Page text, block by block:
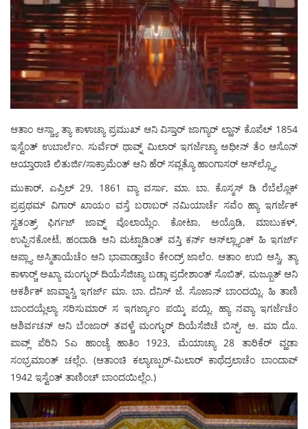
ಆತಾಂ ಆಸ್ಚ್ಯಾ ತ್ಯಾ ಕಾಳಾಚ್ಯಾ ಪ್ರಮುಖ್ ಆನಿ ವಿಸ್ತಾರ್ ಜಾಗ್ಯಾರ್ ಲ್ಹಾನ್ ಕೊಪೆಲ್ 1854
ಇಸ್ವೆಂತ್ ಉಬಾರ್ಲೆಂ. ಸುರ್ವೆರ್ ಥಾವ್ನ್ ಮಿಲಾರ್ ಇಗರ್ಜೆಚ್ಯಾ ಅಧೀನ್ ತೆಂ ಆಸೊನ್
ಆಯ್ತಾರಾಚಿ ಲಿತುರ್ಜಿ/ಸಾಕ್ರಾಮೆಂತ್ ಆನಿ ಹೆರ್ ಸವ್ಲತ್ಯೊ ಹಾಂಗಾಸರ್ ಆಸ್‍ಲ್ಲ್ಯೊ.
ಮುಕಾರ್, ಎಪ್ರಿಲ್ 29, 1861 ವ್ಯಾ ವರ್ಸಾ, ಮಾ. ಬಾ. ಕೊಸ್ಮಸ್ ಡಿ ರೆಬೆಲ್ಲೊಕ್
ಪ್ರಪ್ರಥಮ್ ವಿಗಾರ್ ಖಾಯಂ ವಸ್ತೆ ಬರಾಬರ್ ನಮಿಯಾರ್ಚೆ ಸವೆಂ ಹ್ಯಾ ಇಗರ್ಜೆಕ್
ಸ್ವತಂತ್ರ್ ಫಿರ್ಗಜ್ ಜಾವ್ನ್ ವೊಲಾಯ್ಲೆಂ. ಕೋಟಾ, ಅಯ್ರೊಡಿ, ಮಾಬುಕಳ್,
ಉಪ್ಪಿನಕೋಟೆ, ಹಂದಾಡಿ ಆನಿ ಮಟ್ಪಾಡಿಂತ್ ವಸ್ತಿ ಕರ್ನ್ ಆಸ್‍ಲ್ಲ್ಯಾಂಕ್ ಹಿ ಇಗರ್ಜ್
ಆಪ್ಲ್ಯಾ ಅಸ್ಮಿತಾಯೆಚೆಂ ಆನಿ ಭಾವಾಡ್ತಾಚೆಂ ಕೇಂದ್ರ್ ಜಾಲೆಂ. ಆತಾಂ ಉಬಿ ಆಸ್ಚಿ, ತ್ಯಾ
ಕಾಳಾರ್‍ಚ್ ಅಖ್ಯಾ ಮಂಗ್ಳುರ್ ದಿಯೆಸೆಜಿಚ್ಯಾ ಬಡ್ಗಾ ಪ್ರದೇಶಾಂತ್ ಸೊಬಿತ್, ಮಜ್ಬೂತ್ ಆನಿ
ಆಕರ್ಶಿಕ್ ಜಾವ್ನಾಸ್ಚಿ ಇಗರ್ಜ್ ಮಾ. ಬಾ. ದೆನಿಸ್ ಜೆ. ಸೊಜಾನ್ ಬಾಂದಯ್ಲಿ. ಹಿ ತಾಣಿ
ಬಾಂದಯ್ಲೆಲ್ಯಾ ಸರಿಸುಮಾರ್ ಸ ಇಗರ್ಜ್ಯಾಂ ಪಯ್ಕಿ ಪಯ್ಲಿ. ಹ್ಯಾ ನವ್ಯಾ ಇಗರ್ಜೆಚೆಂ
ಆಶಿರ್ವಚನ್ ಆನಿ ಬೆಂಜಾರ್ ತವಳ್ಚೆ ಮಂಗ್ಳುರ್ ದಿಯೆಸೆಜಿಚೆ ಬಿಸ್ಪ್, ಅ. ಮಾ ದೊ.
ಪಾವ್ಲ್ ಪೆರಿನಿ Sಎ ಹಾಂಚ್ಯೆ ಹಾತಿಂ 1923, ಮೆಯಾಚ್ಯಾ 28 ತಾರಿಕೆರ್ ವ್ಹಡಾ
ಸಂಭ್ರಮಾಂತ್ ಚಲ್ಲೆಂ. (ಆತಾಂಚಿ ಕಲ್ಯಾಣ್ಪುರ್-ಮಿಲಾರ್ ಕಾಥೆದ್ರಲಾಚೆಂ ಬಾಂದಾಪ್
1942 ಇಸ್ವೆಂತ್ ತಾಣಿಂಚ್ ಬಾಂದಯಿಲ್ಲೆಂ.)